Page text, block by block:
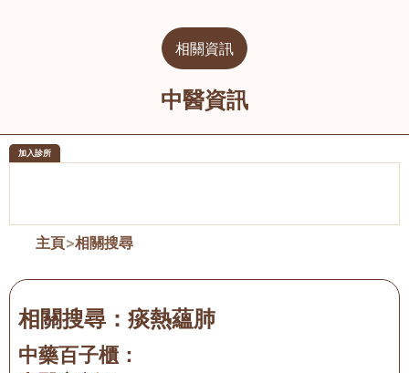
相關資訊
中醫資訊
加入診所
主頁>相關搜尋
相關搜尋： 痰熱蘊肺
中藥百子櫃：